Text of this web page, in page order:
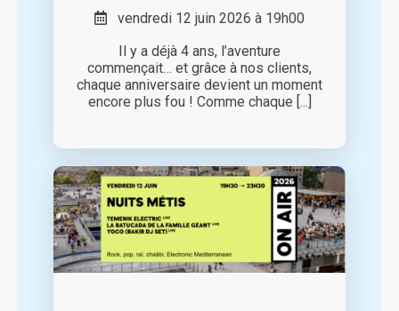
vendredi 12 juin 2026 à 19h00
Il y a déjà 4 ans, l’aventure
commençait… et grâce à nos clients,
chaque anniversaire devient un moment
encore plus fou ! Comme chaque [...]